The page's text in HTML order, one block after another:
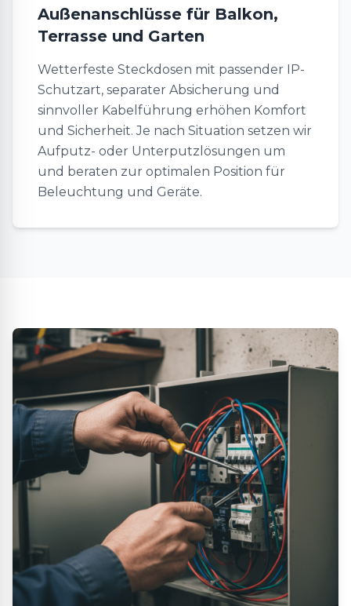
Außenanschlüsse für Balkon,
Terrasse und Garten
Wetterfeste Steckdosen mit passender IP-
Schutzart, separater Absicherung und
sinnvoller Kabelführung erhöhen Komfort
und Sicherheit. Je nach Situation setzen wir
Aufputz- oder Unterputzlösungen um
und beraten zur optimalen Position für
Beleuchtung und Geräte.